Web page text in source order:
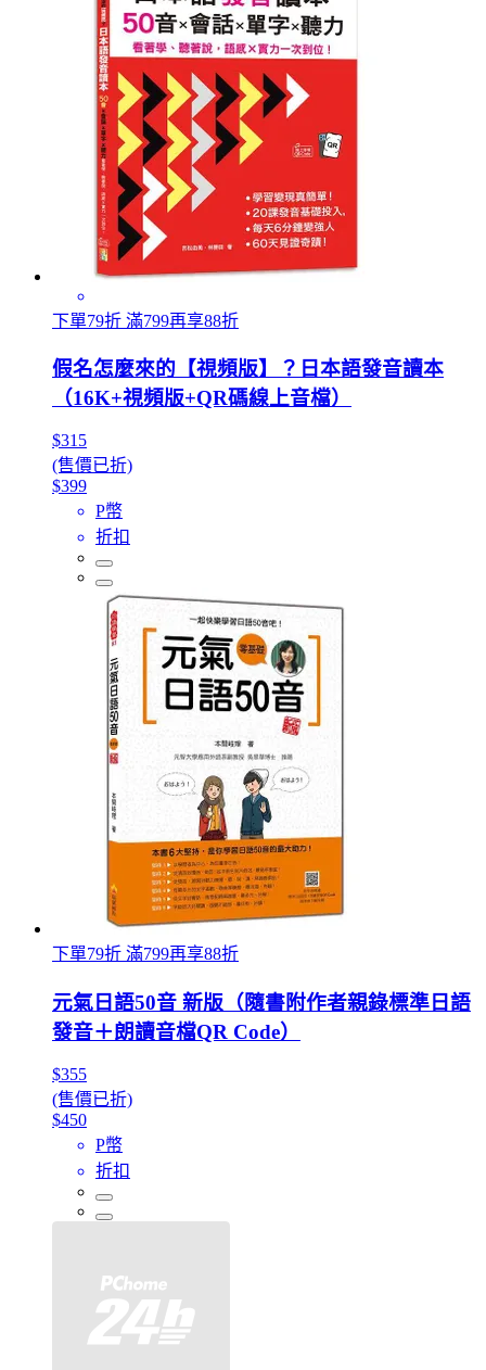
下單79折 滿799再享88折
假名怎麼來的【視頻版】？日本語發音讀本
（16K+視頻版+QR碼線上音檔）
$315
(售價已折)
$399
P幣
折扣
下單79折 滿799再享88折
元氣日語50音 新版（隨書附作者親錄標準日語
發音＋朗讀音檔QR Code）
$355
(售價已折)
$450
P幣
折扣